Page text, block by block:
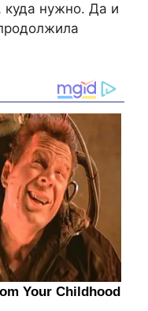
куда нужно. Да и